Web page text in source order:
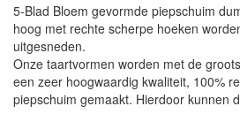
5-Blad Bloem gevormde piepschuim
hoog met rechte scherpe hoeken
uitgesneden.
Onze taartvormen worden met de
een zeer hoogwaardig kwaliteit, 100%
piepschuim gemaakt. Hierdoor kunnen